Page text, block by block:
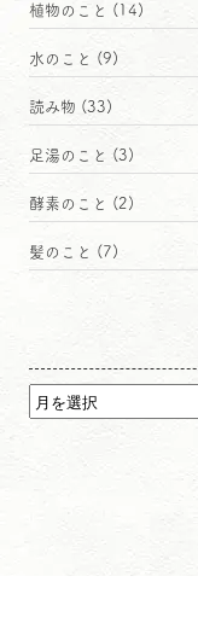
植物のこと (14)
水のこと (9)
読み物 (33)
足湯のこと (3)
酵素のこと (2)
髪のこと (7)